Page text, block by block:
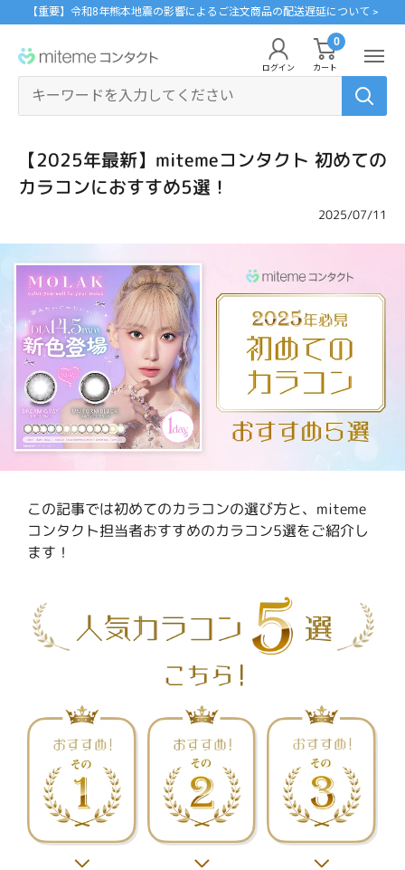
プ
【重要】令和8年熊本地震の影響によるご注文商品の配送遅延について >
miteme
contact
ログイン
0
カート
ログイン・新規会員登録はこちら
クリニックフォアやアプリ「クリフォア」と同じアカウントをご利用いただけま
レンズタイプから探す
レンズタイプから探す
乱視用
カラコン
遠近両用
ケア用品
メーカーから探す
メーカーから探す
クーパービジョン
シード
ボシュロム
PIA
コラム
ご利用ガイド
【2025年最新】mitemeコンタクト 初めての
カラコンにおすすめ5選！
2025/07/11
この記事では初めてのカラコンの選び方と、miteme
コンタクト担当者おすすめのカラコン5選をご紹介し
ます！